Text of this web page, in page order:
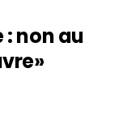
: non au